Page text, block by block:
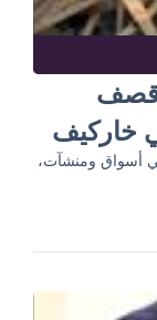
يقتل 5 في قصف
خاركيف
أسواق ومنشآت،